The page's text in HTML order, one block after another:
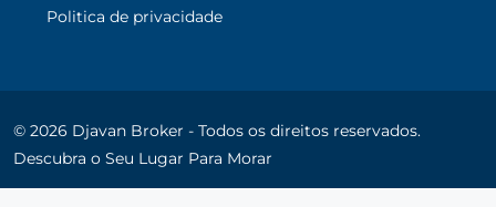
Politica de privacidade
© 2026 Djavan Broker - Todos os direitos reservados.
Descubra o Seu Lugar Para Morar